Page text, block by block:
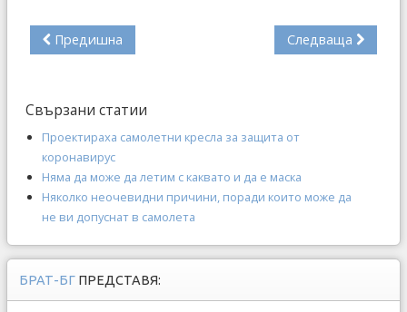
Предишна Следваща
Свързани статии
Проектираха самолетни кресла за защита от
коронавирус
Няма да може да летим с каквато и да е маска
Няколко неочевидни причини, поради които може да
не ви допуснат в самолета
БРАТ-БГ ПРЕДСТАВЯ: